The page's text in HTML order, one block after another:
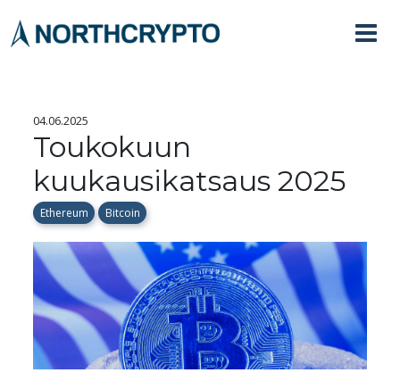
04.06.2025
Toukokuun
kuukausikatsaus 2025
Ethereum Bitcoin